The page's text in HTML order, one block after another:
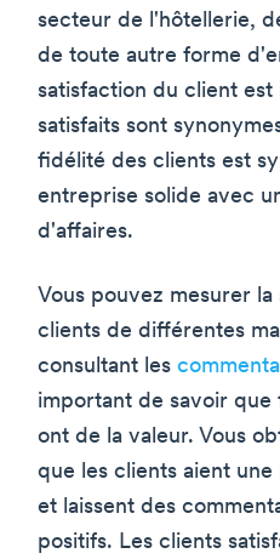
secteur de l'hôtellerie,
de toute autre forme
satisfaction du client
satisfaits sont
fidélité des clients est
entreprise solide avec
d'affaires.
Vous pouvez mesurer
clients de différentes
consultant les
important de savoir que
ont de la valeur. Vous
que les clients aient
et laissent des
positifs. Les clients